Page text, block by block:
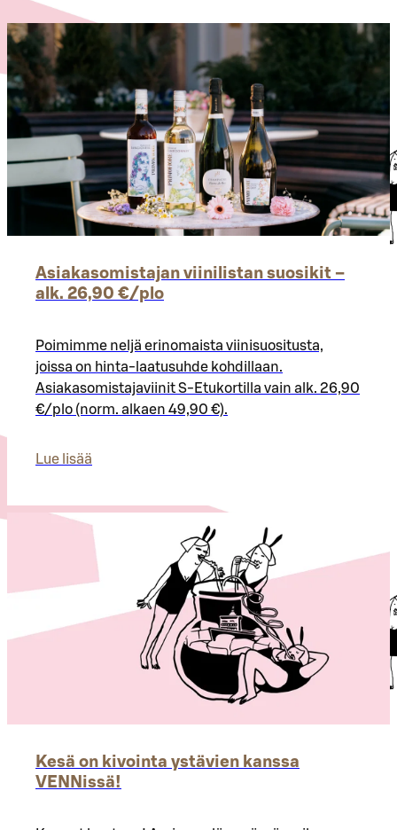
Asiakasomistajan viinilistan suosikit –
alk. 26,90 €/plo​
Poimimme neljä erinomaista viinisuositusta,
joissa on hinta-laatusuhde kohdillaan.
Asiakasomistajaviinit S-Etukortilla vain alk. 26,90
€/plo (norm. alkaen 49,90 €).
Lue lisää
Kesä on kivointa ystävien kanssa
VENNissä!